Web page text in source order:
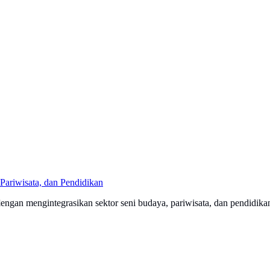
dan Pendidikan
mengintegrasikan sektor seni budaya, pariwisata, dan